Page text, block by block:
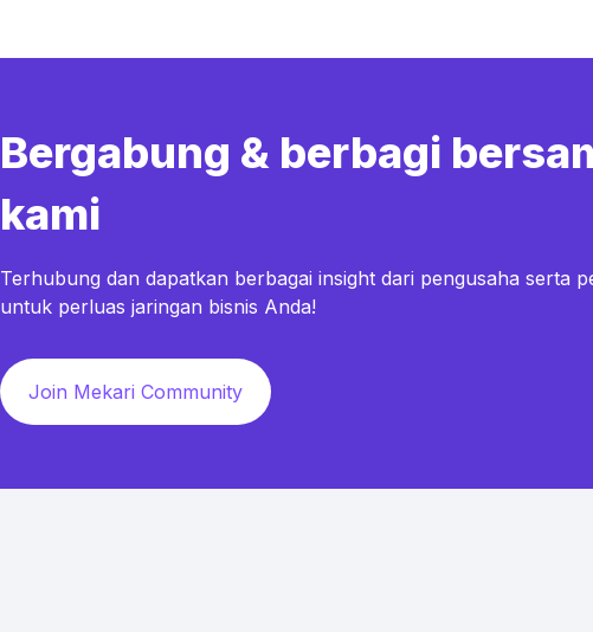
Bergabung & berbagi
kami
Terhubung dan dapatkan berbagai insight dari pengusaha serta
untuk perluas jaringan bisnis Anda!
Join Mekari Community